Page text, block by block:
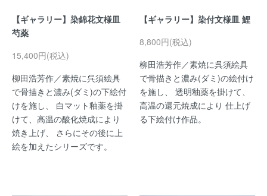
【ギャラリー】染錦花文様皿
芍薬
15,400円(税込)
柳田浩芳作／素焼に呉須絵具
で骨描きと濃み(ダミ)の下絵付
けを施し、 白マット釉薬を掛
けて、高温の酸化焼成により
焼き上げ、 さらにその後に上
絵を加えたシリーズです。
【ギャラリー】染付文様皿 鯉
8,800円(税込)
柳田浩芳作／素焼に呉須絵具
で骨描きと濃み(ダミ)の絵付け
を施し、 透明釉薬を掛けて、
高温の還元焼成により 仕上げ
る下絵付け作品。